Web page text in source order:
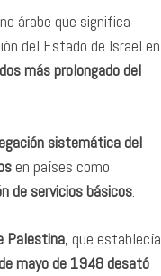
árabe que significa
del Estado de Israel en
más prolongado del
sistemática del
en países como
de servicios básicos.
Palestina, que establecía
mayo de 1948 desató